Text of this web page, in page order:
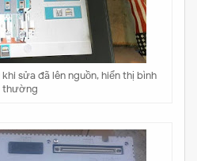
khi sửa đã lên nguồn, hiển thị bình
thường